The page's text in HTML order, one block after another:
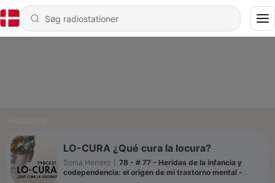
LO-CURA ¿Qué cura la locura?
Sonia Herrero
78 - # 77 - Heridas de la infancia y
codependencia: el origen de mi trastorno mental -